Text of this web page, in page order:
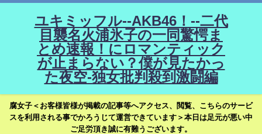
ユキミッフル--AKB46！--二代
目襲名火浦氷子の一同驚愕ま
とめ速報！にロマンティック
が止まらない？僕が見たかっ
た夜空-独女批判殺到激闘編
腐女子＜お客様皆様が掲載の記事等へアクセス、閲覧、こちらのサービ
スを利用される事でかろうじて運営できています＞本日は足元が悪い中
ご足労頂き誠に有難うございます。